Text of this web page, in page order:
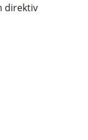
direktiv